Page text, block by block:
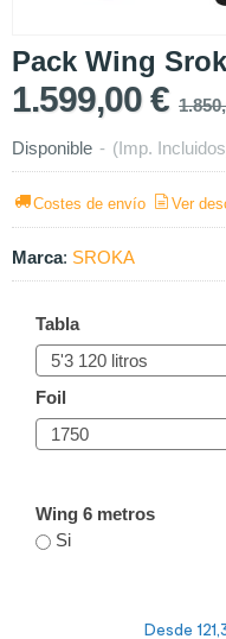
Pack Wing
1.599,00 €
Disponible - (Imp.
Costes de envío Ver
Marca: SROKA
Tabla
Foil
Wing 6 metros
Si